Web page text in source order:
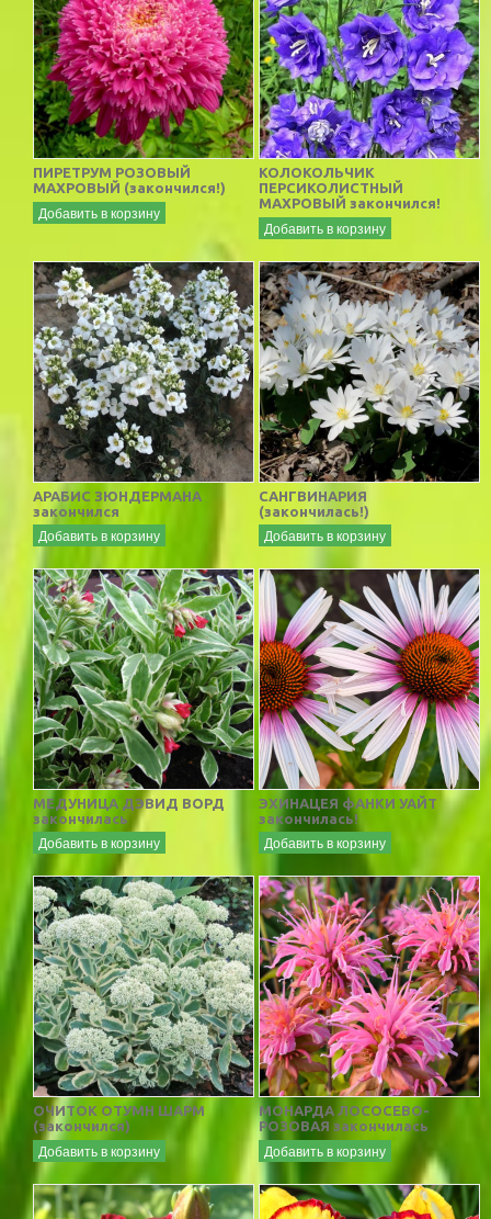
ПИРЕТРУМ РОЗОВЫЙ
МАХРОВЫЙ (закончился!)
Добавить в корзину
КОЛОКОЛЬЧИК
ПЕРСИКОЛИСТНЫЙ
МАХРОВЫЙ закончился!
Добавить в корзину
АРАБИС ЗЮНДЕРМАНА
закончился
Добавить в корзину
САНГВИНАРИЯ
(закончилась!)
Добавить в корзину
МЕДУНИЦА ДЭВИД ВОРД
закончилась
Добавить в корзину
ЭХИНАЦЕЯ фАНКИ УАЙТ
закончилась!
Добавить в корзину
ОЧИТОК ОТУМН ШАРМ
(закончился)
Добавить в корзину
МОНАРДА ЛОСОСЕВО-
РОЗОВАЯ закончилась
Добавить в корзину